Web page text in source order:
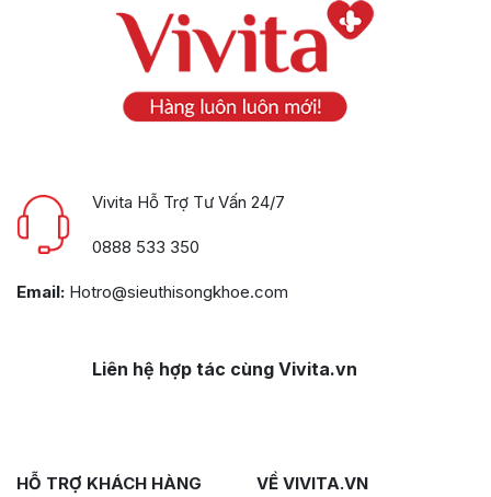
Vivita Hỗ Trợ Tư Vấn 24/7
0888 533 350
Email: Hotro@sieuthisongkhoe.com
Liên hệ hợp tác cùng Vivita.vn
HỖ TRỢ KHÁCH HÀNG VỀ VIVITA.VN